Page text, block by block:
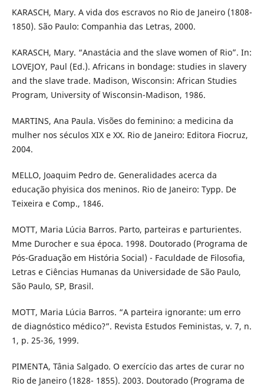
KARASCH, Mary. A vida dos escravos no Rio de Janeiro (1808-
1850). São Paulo: Companhia das Letras, 2000.
KARASCH, Mary. “Anastácia and the slave women of Rio”. In:
LOVEJOY, Paul (Ed.). Africans in bondage: studies in slavery
and the slave trade. Madison, Wisconsin: African Studies
Program, University of Wisconsin-Madison, 1986.
MARTINS, Ana Paula. Visões do feminino: a medicina da
mulher nos séculos XIX e XX. Rio de Janeiro: Editora Fiocruz,
2004.
MELLO, Joaquim Pedro de. Generalidades acerca da
educação phyisica dos meninos. Rio de Janeiro: Typp. De
Teixeira e Comp., 1846.
MOTT, Maria Lúcia Barros. Parto, parteiras e parturientes.
Mme Durocher e sua época. 1998. Doutorado (Programa de
Pós-Graduação em História Social) - Faculdade de Filosofia,
Letras e Ciências Humanas da Universidade de São Paulo,
São Paulo, SP, Brasil.
MOTT, Maria Lúcia Barros. “A parteira ignorante: um erro
de diagnóstico médico?”. Revista Estudos Feministas, v. 7, n.
1, p. 25-36, 1999.
PIMENTA, Tânia Salgado. O exercício das artes de curar no
Rio de Janeiro (1828- 1855). 2003. Doutorado (Programa de